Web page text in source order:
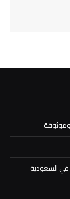
في السعودية